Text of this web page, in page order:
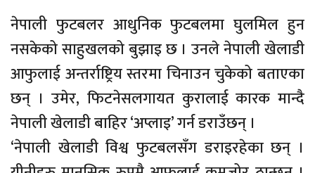
नेपाली फुटबलर आधुनिक फुटबलमा घुलमिल हुन
नसकेको साहुखलको बुझाइ छ । उनले नेपाली खेलाडी
आफुलाई अन्तर्राष्ट्रिय स्तरमा चिनाउन चुकेको बताएका
छन् । उमेर, फिटनेसलगायत कुरालाई कारक मान्दै
नेपाली खेलाडी बाहिर ‘अप्लाइ’ गर्न डराउँछन् ।
‘नेपाली खेलाडी विश्व फुटबलसँग डराइरहेका छन् ।